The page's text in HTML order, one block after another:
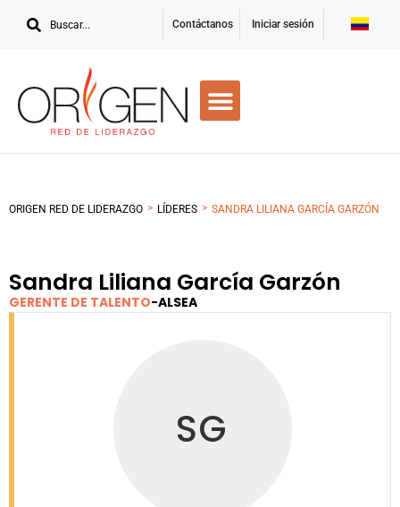
Contáctanos Iniciar sesión
ORIGEN RED DE LIDERAZGO > LÍDERES > SANDRA LILIANA GARCÍA GARZÓN
Sandra Liliana García Garzón
GERENTE DE TALENTO-ALSEA
SG